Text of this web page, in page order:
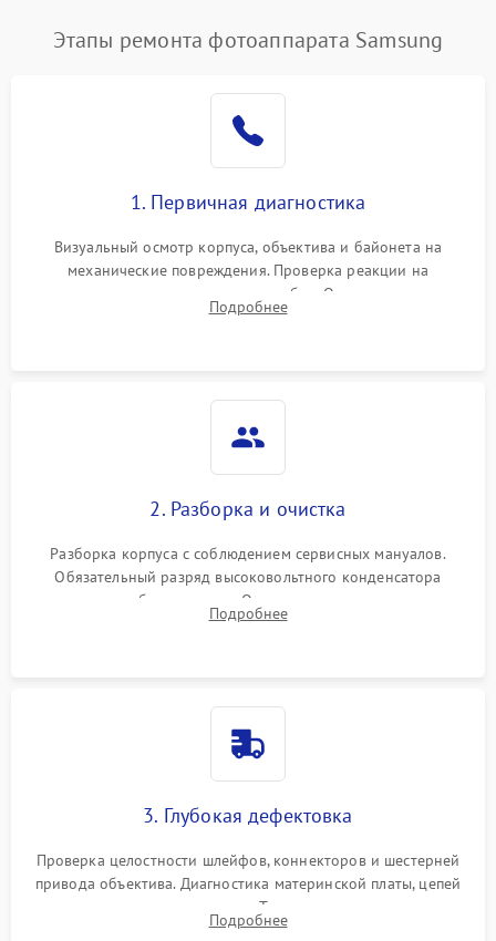
Этапы ремонта фотоаппарата Samsung
1. Первичная диагностика
Визуальный осмотр корпуса, объектива и байонета на
механические повреждения. Проверка реакции на
включение, считывание кодов ошибок. Оценка состояния
матрицы и затвора, проверка работы автофокуса и вспышки.
Подробнее
2. Разборка и очистка
Разборка корпуса с соблюдением сервисных мануалов.
Обязательный разряд высоковольтного конденсатора
вспышки для безопасности. Очистка внутренних узлов от
пыли, песка и следов влаги с помощью спецсредств.
Подробнее
3. Глубокая дефектовка
Проверка целостности шлейфов, коннекторов и шестерней
привода объектива. Диагностика материнской платы, цепей
питания и картоприемника. Тестирование механизма
затвора и блока внутрикамерной стабилизации.
Подробнее